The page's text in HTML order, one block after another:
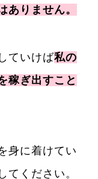
ありません。
ていけば私の
稼ぎ出すこと
身に着けてい
てください。